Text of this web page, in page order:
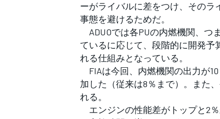
ーがライバルに差をつけ、その
事態を避けるためだ。
ADUOでは各PUの内燃機関、つ
ているに応じて、段階的に開発予
れる仕組みとなっている。
FIAは今回、内燃機関の出力が
加した（従来は8％まで）。また
れる。
エンジンの性能差がトップと2